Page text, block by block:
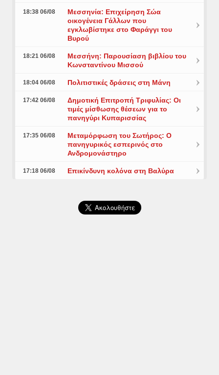
18:38 06/08
Μεσσηνία: Επιχείρηση Σώα
οικογένεια Γάλλων που
εγκλωβίστηκε στο Φαράγγι του
Βυρού
18:21 06/08
Μεσσήνη: Παρουσίαση βιβλίου του
Κωνσταντίνου Μισσού
18:04 06/08 Πολιτιστικές δράσεις στη Μάνη
17:42 06/08
Δημοτική Επιτροπή Τριφυλίας: Οι
τιμές μίσθωσης θέσεων για το
πανηγύρι Κυπαρισσίας
17:35 06/08
Μεταμόρφωση του Σωτήρος: Ο
πανηγυρικός εσπερινός στο
Ανδρομονάστηρο
17:18 06/08 Επικίνδυνη κολόνα στη Βαλύρα